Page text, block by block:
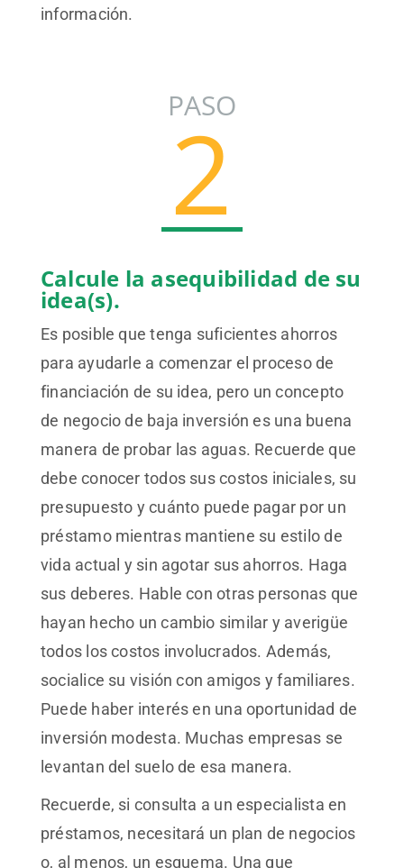
información.
Calcule la asequibilidad de su
idea(s).
Es posible que tenga suficientes ahorros
para ayudarle a comenzar el proceso de
financiación de su idea, pero un concepto
de negocio de baja inversión es una buena
manera de probar las aguas. Recuerde que
debe conocer todos sus costos iniciales, su
presupuesto y cuánto puede pagar por un
préstamo mientras mantiene su estilo de
vida actual y sin agotar sus ahorros. Haga
sus deberes. Hable con otras personas que
hayan hecho un cambio similar y averigüe
todos los costos involucrados. Además,
socialice su visión con amigos y familiares.
Puede haber interés en una oportunidad de
inversión modesta. Muchas empresas se
levantan del suelo de esa manera.
Recuerde, si consulta a un especialista en
préstamos, necesitará un plan de negocios
o, al menos, un esquema. Una que